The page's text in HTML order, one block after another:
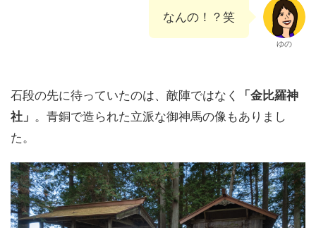
なんの！？笑
ゆの
石段の先に待っていたのは、敵陣ではなく
「金比羅神
社」 。青銅で造られた立派な御神馬の像もありまし
た。